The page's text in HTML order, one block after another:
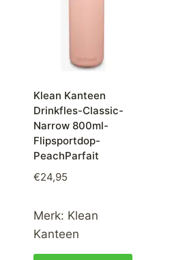
Klean Kanteen
Drinkfles-Classic-
Narrow 800ml-
Flipsportdop-
PeachParfait
€24,95
Merk: Klean
Kanteen